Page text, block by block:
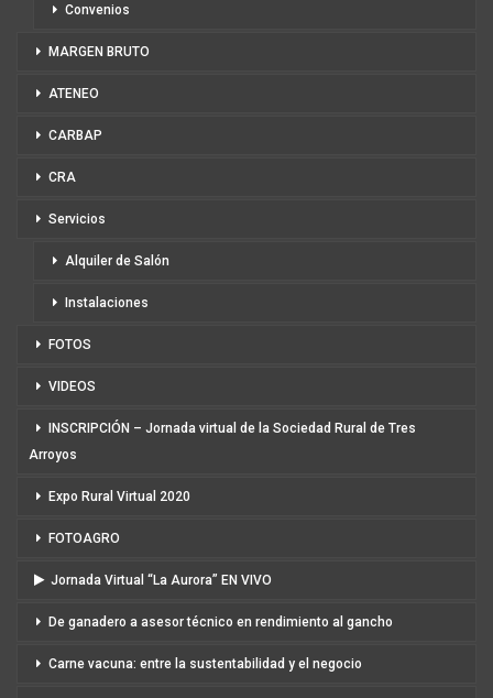
Convenios
MARGEN BRUTO
ATENEO
CARBAP
CRA
Servicios
Alquiler de Salón
Instalaciones
FOTOS
VIDEOS
INSCRIPCIÓN – Jornada virtual de la Sociedad Rural de Tres
Arroyos
Expo Rural Virtual 2020
FOTOAGRO
Jornada Virtual “La Aurora” EN VIVO
De ganadero a asesor técnico en rendimiento al gancho
Carne vacuna: entre la sustentabilidad y el negocio